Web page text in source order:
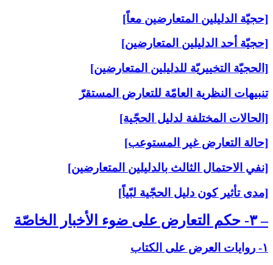
[حجيّة الدليلين المتعارضين معاً]
[حجيّة أحد الدليلين المتعارضين]
[الحجيّة التخييريّة للدليلين المتعارضين]
تنبيهات النظرية العامّة للتعارض المستقرّ
[الحالات المختلفة لدليل الحجّية]
[حالة التعارض غير المستوعب]
[نفي الاحتمال الثالث بالدليلين المتعارضين]
[مدى تأثير كون دليل الحجّية لبّياً]
– ۳- حكم التعارض على‏ ضوء الأخبار الخاصّة
۱- روايات العرض على‏ الكتاب